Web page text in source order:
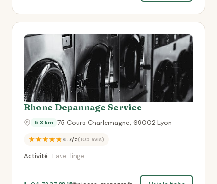
Rhone Depannage Service
5.3 km 75 Cours Charlemagne, 69002 Lyon
★★★★★4.7/5(105 avis)
Activité : Lave-linge